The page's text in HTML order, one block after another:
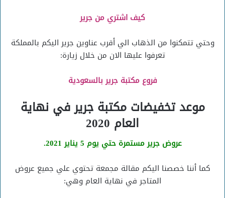
كيف اشتري من جرير
وحتي تتمكنوا من الذهاب الي أقرب عناوين جرير اليكم بالمملكة
تعرفوا عليها الان من خلال زيارة:
فروع مكتبة جرير بالسعودية
موعد تخفيضات مكتبة جرير في نهاية
العام 2020
عروض جرير مستمرة حتي يوم 5 يناير 2021.
كما أننا خصصنا اليكم مقالة مجمعة تحتوي علي جميع عروض
المتاجر في نهاية العام وهي: